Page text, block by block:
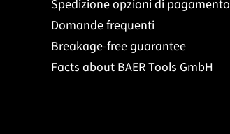
Spedizione opzioni di pagamento
Domande frequenti
Breakage-free guarantee
Facts about BAER Tools GmbH